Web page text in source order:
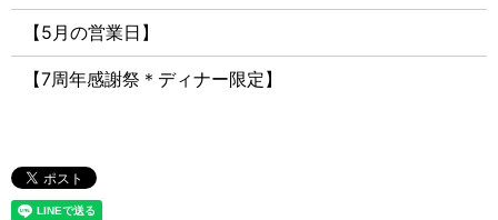
【5月の営業日】
【7周年感謝祭＊ディナー限定】